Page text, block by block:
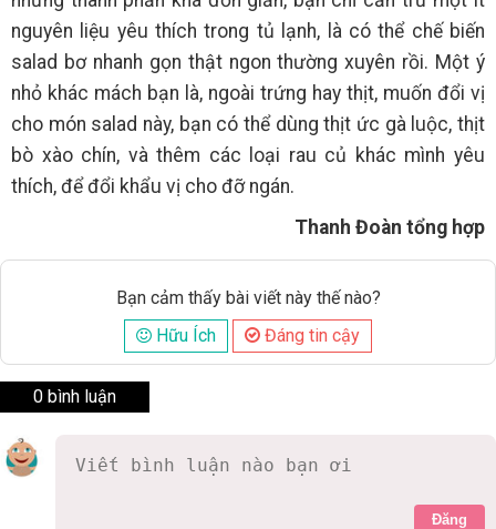
nguyên liệu yêu thích trong tủ lạnh, là có thể chế biến
salad bơ nhanh gọn thật ngon thường xuyên rồi. Một ý
nhỏ khác mách bạn là, ngoài trứng hay thịt, muốn đổi vị
cho món salad này, bạn có thể dùng thịt ức gà luộc, thịt
bò xào chín, và thêm các loại rau củ khác mình yêu
thích, để đổi khẩu vị cho đỡ ngán.
Thanh Đoàn tổng hợp
Bạn cảm thấy bài viết này thế nào?
Hữu Ích
Đáng tin cậy
0 bình luận
Đăng